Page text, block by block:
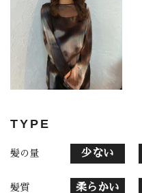
TYPE
髪の量 少ない
髪質 柔らかい